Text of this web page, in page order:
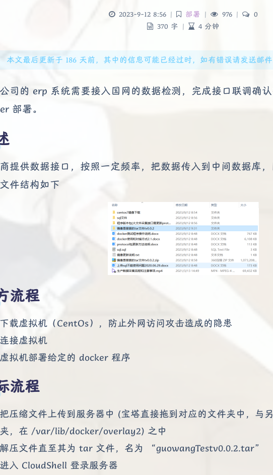
2023-9-12 8:56 | 部署 | 976 |
0
370 字 | 4 分钟
本文最后更新于 186 天前，其中的信息可能已经过时，如有错误请发送邮件
司的 erp 系统需要接入国网的数据检测，完成接口联调确
部署。
提供数据接口，按照一定频率，把数据传入到中间数据库
件结构如下
流程
下载虚拟机（CentOs），防止外网访问攻击造成的隐患
连接虚拟机
虚拟机部署给定的 docker 程序
流程
把压缩文件上传到服务器中 (宝塔直接拖到对应的文件夹中，与
夹，在 /var/lib/docker/overlay2) 之中
解压文件直至其为 tar 文件，名为 “guowangTestv0.0.2.tar”
进入 CloudShell 登录服务器